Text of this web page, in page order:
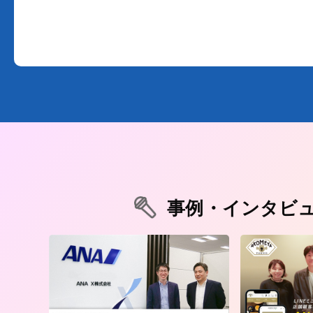
事例・インタビ